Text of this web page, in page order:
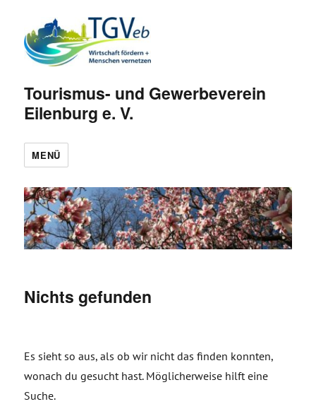
Tourismus- und Gewerbeverein
Eilenburg e. V.
MENÜ
Nichts gefunden
Es sieht so aus, als ob wir nicht das finden konnten,
wonach du gesucht hast. Möglicherweise hilft eine
Suche.